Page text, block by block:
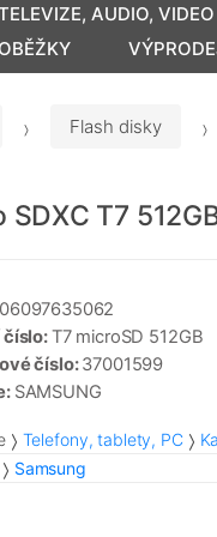
AUDIO, VIDEO
Flash disky
SDXC T7
T7 microSD 512GB
číslo:37001599
SAMSUNG
Telefony, tablety, PC
Samsung